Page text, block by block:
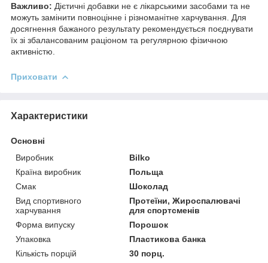
Важливо: Дієтичні добавки не є лікарськими засобами та не
можуть замінити повноцінне і різноманітне харчування. Для
досягнення бажаного результату рекомендується поєднувати
їх зі збалансованим раціоном та регулярною фізичною
активністю.
Приховати
Характеристики
Основні
Виробник
Bilko
Країна виробник
Польща
Смак
Шоколад
Вид спортивного
харчування
Протеїни, Жироспалювачі
для спортсменів
Форма випуску
Порошок
Упаковка
Пластикова банка
Кількість порцій
30 порц.